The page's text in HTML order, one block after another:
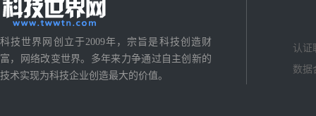
科技世界网创立于2009年，宗旨是科技创造财
富，网络改变世界。多年来力争通过自主创新的
技术实现为科技企业创造最大的价值。
认证
数据